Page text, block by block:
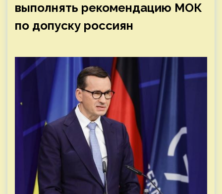
выполнять рекомендацию МОК
по допуску россиян